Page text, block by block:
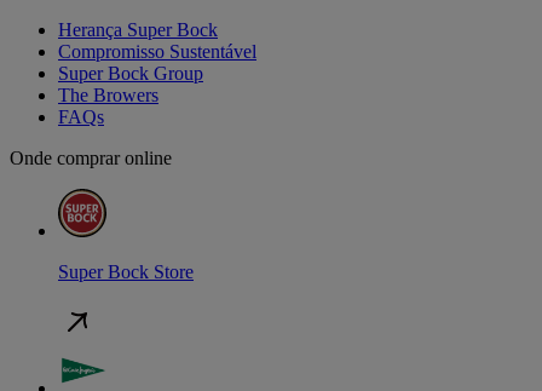
Herança Super Bock
Compromisso Sustentável
Super Bock Group
The Browers
FAQs
Onde comprar online
Super Bock Store